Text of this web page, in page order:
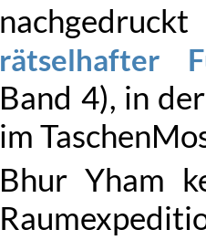
rätselhafter
Band 4), in
im
Bhur Yham